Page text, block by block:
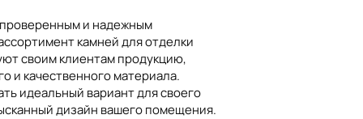
игры цветов и прочность
заводом QStone, позволяет
неповторимую атмосферу в
проверенным и надежным
камней для отделки
своим клиентам продукцию,
и качественного материала.
идеальный вариант для своего
дизайн вашего помещения.